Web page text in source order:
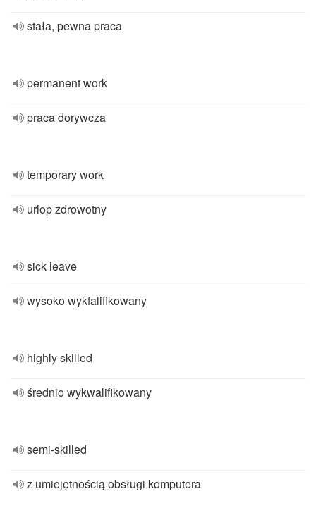
stała, pewna praca
permanent work
praca dorywcza
temporary work
urlop zdrowotny
sick leave
wysoko wykfalifikowany
highly skilled
średnio wykwalifikowany
semi-skilled
z umiejętnością obsługi komputera